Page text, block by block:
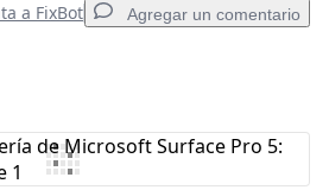
a FixBot Agregar un comentario